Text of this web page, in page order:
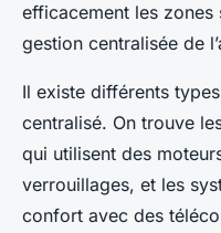
efficacement les zones
gestion centralisée de
Il existe différents
centralisé. On trouve
qui utilisent des
verrouillages, et les
confort avec des